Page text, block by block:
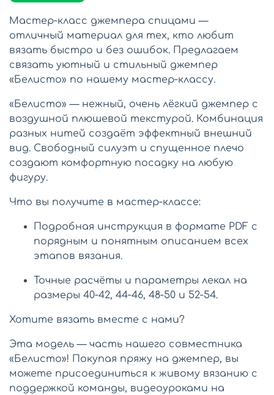
Мастер‑класс джемпера спицами —
отличный материал для тех, кто любит
вязать быстро и без ошибок. Предлагаем
связать уютный и стильный джемпер
«Белисто» по нашему мастер‑классу.
«Белисто» — нежный, очень лёгкий джемпер с
воздушной плюшевой текстурой. Комбинация
разных нитей создаёт эффектный внешний
вид. Свободный силуэт и спущенное плечо
создают комфортную посадку на любую
фигуру.
Что вы получите в мастер‑классе:
Подробная инструкция в формате PDF с
порядным и понятным описанием всех
этапов вязания.
Точные расчёты и параметры лекал на
размеры 40‑42, 44‑46, 48‑50 и 52‑54.
Хотите вязать вместе с нами?
Эта модель — часть нашего совместника
«Белисто»! Покупая пряжу на джемпер, вы
можете присоединиться к живому вязанию с
поддержкой команды, видеоуроками на